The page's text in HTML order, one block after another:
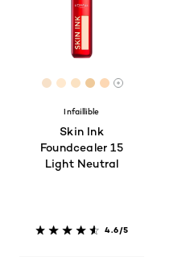
[Color]: #F7E1C9
[Color]: #FFE9CF
[Color]: #FBE2C3
[Color]:
[Color]:
More
Infaillible
Skin Ink
Foundcealer 15
Light Neutral
4.6/5